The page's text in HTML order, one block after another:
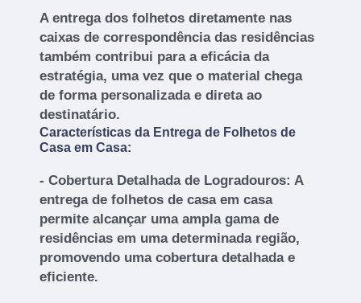
A entrega dos folhetos diretamente nas
caixas de correspondência das residências
também contribui para a eficácia da
estratégia, uma vez que o material chega
de forma personalizada e direta ao
destinatário.
Características da Entrega de Folhetos de
Casa em Casa:
- Cobertura Detalhada de Logradouros: A
entrega de folhetos de casa em casa
permite alcançar uma ampla gama de
residências em uma determinada região,
promovendo uma cobertura detalhada e
eficiente.